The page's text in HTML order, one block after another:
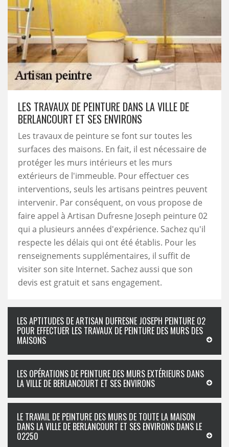
LES TRAVAUX DE PEINTURE DANS LA VILLE DE
BERLANCOURT ET SES ENVIRONS
Les travaux de peinture se font sur toutes les
surfaces des maisons. En fait, il est nécessaire de
protéger les murs intérieurs et les murs
extérieurs de l'immeuble. Pour effectuer ces
interventions, seuls les artisans peintres peuvent
intervenir. Par conséquent, on vous propose de
faire appel à Artisan Dufresne Joseph peinture 02
qui a plusieurs années d'expérience. Sachez qu'il
respecte les délais qui ont été établis. Pour les
renseignements supplémentaires, il suffit de
visiter son site Internet. Sachez aussi que son
devis est gratuit et sans engagement.
LES APTITUDES DE ARTISAN DUFRESNE JOSEPH PEINTURE 02
POUR EFFECTUER LES TRAVAUX DE PEINTURE DES MURS DES
MAISONS
LES OPÉRATIONS DE PEINTURE DES MURS EXTÉRIEURS DANS
LA VILLE DE BERLANCOURT ET SES ENVIRONS
LE TRAVAIL DE PEINTURE DES MURS DE TOUTE LA MAISON
DANS LA VILLE DE BERLANCOURT ET SES ENVIRONS DANS LE
02250